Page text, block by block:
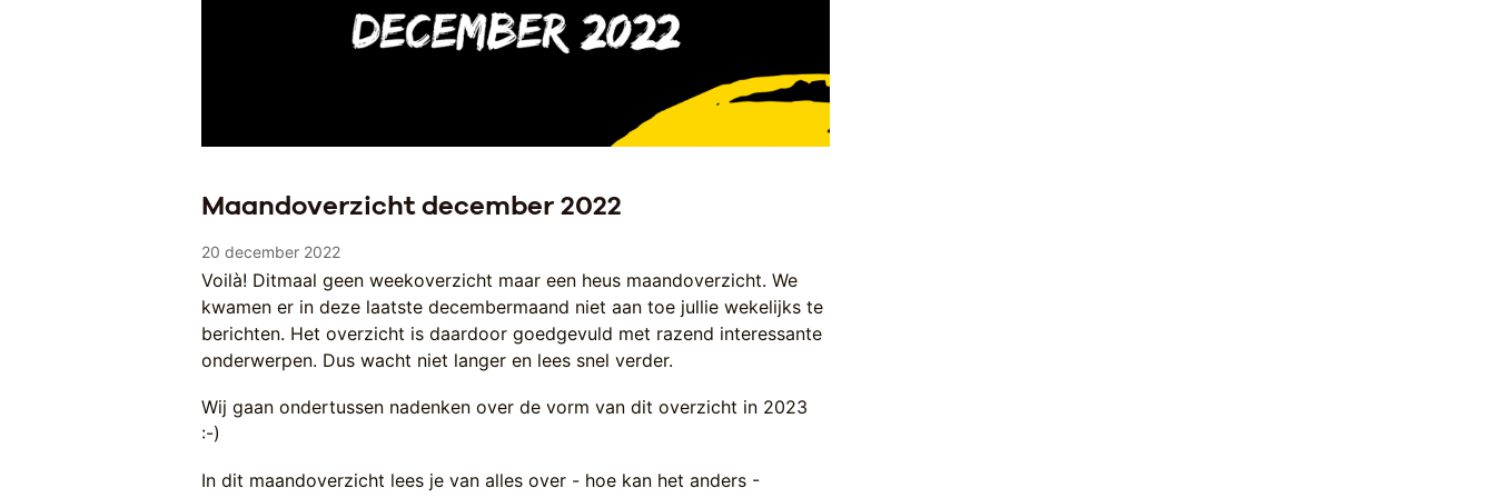
Maandoverzicht december 2022
20 december 2022
Voilà! Ditmaal geen weekoverzicht maar een heus maandoverzicht. We
kwamen er in deze laatste decembermaand niet aan toe jullie wekelijks te
berichten. Het overzicht is daardoor goedgevuld met razend interessante
onderwerpen. Dus wacht niet langer en lees snel verder.
Wij gaan ondertussen nadenken over de vorm van dit overzicht in 2023
:-)
In dit maandoverzicht lees je van alles over - hoe kan het anders -